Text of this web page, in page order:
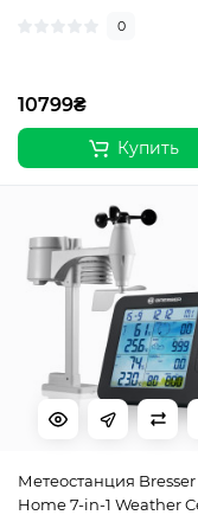
0
10799₴
Купить
Метеостанция
Home 7-in-1 Weather